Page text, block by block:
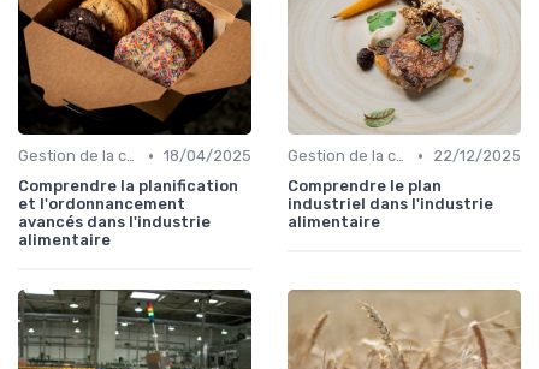
Gestion de la chaîne • 18/04/2025
Comprendre la planification
et l'ordonnancement
avancés dans l'industrie
alimentaire
Gestion de la chaîne •
22/12/2025
Comprendre le plan
industriel dans l'industrie
alimentaire